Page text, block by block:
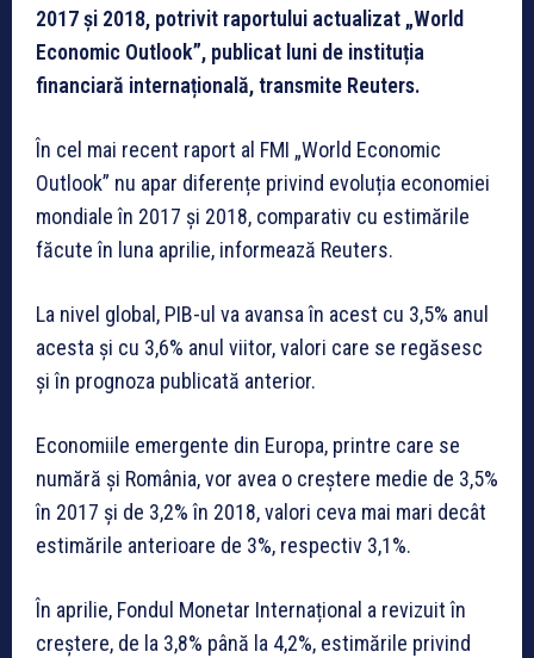
2017 și 2018, potrivit raportului actualizat „World
Economic Outlook”, publicat luni de instituția
financiară internațională, transmite Reuters.
În cel mai recent raport al FMI „World Economic
Outlook” nu apar diferențe privind evoluția economiei
mondiale în 2017 și 2018, comparativ cu estimările
făcute în luna aprilie, informează Reuters.
La nivel global, PIB-ul va avansa în acest cu 3,5% anul
acesta și cu 3,6% anul viitor, valori care se regăsesc
și în prognoza publicată anterior.
Economiile emergente din Europa, printre care se
numără și România, vor avea o creștere medie de 3,5%
în 2017 și de 3,2% în 2018, valori ceva mai mari decât
estimările anterioare de 3%, respectiv 3,1%.
În aprilie, Fondul Monetar Internațional a revizuit în
creștere, de la 3,8% până la 4,2%, estimările privind